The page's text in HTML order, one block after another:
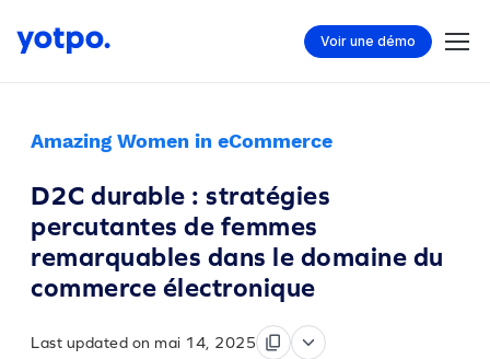
Voir une démo
Amazing Women in eCommerce
D2C durable : stratégies
percutantes de femmes
remarquables dans le domaine du
commerce électronique
Last updated on mai 14, 2025